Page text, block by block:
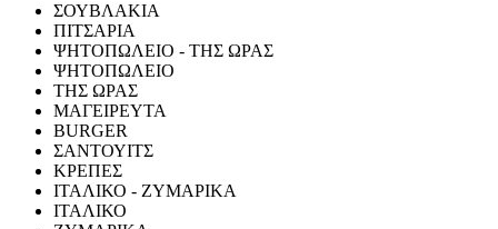
ΣΟΥΒΛΑΚΙΑ
ΠΙΤΣΑΡΙΑ
ΨΗΤΟΠΩΛΕΙΟ - ΤΗΣ ΩΡΑΣ
ΨΗΤΟΠΩΛΕΙΟ
ΤΗΣ ΩΡΑΣ
ΜΑΓΕΙΡΕΥΤΑ
BURGER
ΣΑΝΤΟΥΙΤΣ
ΚΡΕΠΕΣ
ΙΤΑΛΙΚΟ - ΖΥΜΑΡΙΚΑ
ΙΤΑΛΙΚΟ